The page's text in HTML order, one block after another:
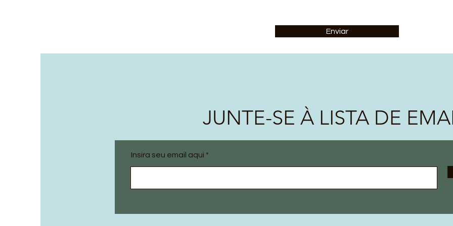
Enviar
JUNTE-SE À LISTA DE
Insira seu email aqui